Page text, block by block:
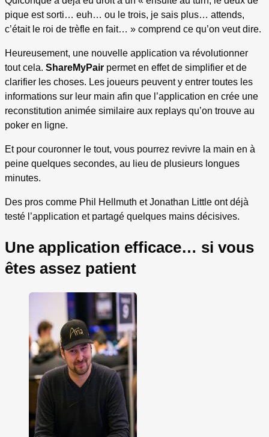
pique est sorti… euh… ou le trois, je sais plus… attends,
c’était le roi de trèfle en fait… » comprend ce qu’on veut dire.
Heureusement, une nouvelle application va révolutionner
tout cela. ShareMyPair permet en effet de simplifier et de
clarifier les choses. Les joueurs peuvent y entrer toutes les
informations sur leur main afin que l’application en crée une
reconstitution animée similaire aux replays qu’on trouve au
poker en ligne.
Et pour couronner le tout, vous pourrez revivre la main en à
peine quelques secondes, au lieu de plusieurs longues
minutes.
Des pros comme Phil Hellmuth et Jonathan Little ont déjà
testé l’application et partagé quelques mains décisives.
Une application efficace… si vous
êtes assez patient